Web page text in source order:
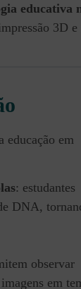
educativa
3D e
educação em
: estudantes
DNA,
observar
em